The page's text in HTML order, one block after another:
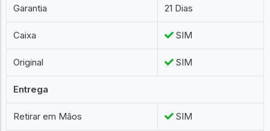
Garantia 21 Dias
Caixa SIM
Original SIM
Entrega
Retirar em Mãos SIM